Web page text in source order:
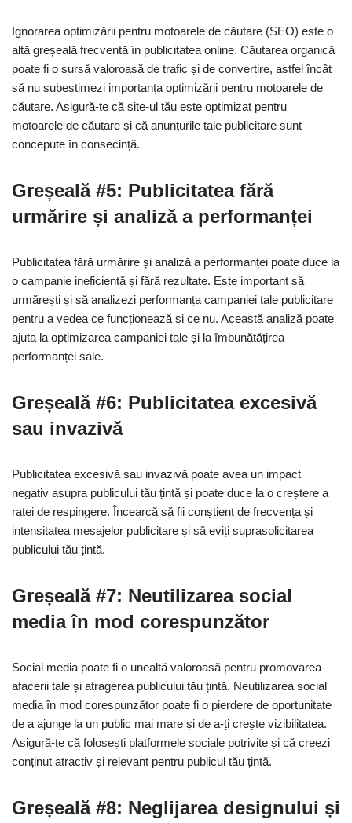
Ignorarea optimizării pentru motoarele de căutare (SEO) este o
altă greșeală frecventă în publicitatea online. Căutarea organică
poate fi o sursă valoroasă de trafic și de convertire, astfel încât
să nu subestimezi importanța optimizării pentru motoarele de
căutare. Asigură-te că site-ul tău este optimizat pentru
motoarele de căutare și că anunțurile tale publicitare sunt
concepute în consecință.
Greșeală #5: Publicitatea fără
urmărire și analiză a performanței
Publicitatea fără urmărire și analiză a performanței poate duce la
o campanie ineficientă și fără rezultate. Este important să
urmărești și să analizezi performanța campaniei tale publicitare
pentru a vedea ce funcționează și ce nu. Această analiză poate
ajuta la optimizarea campaniei tale și la îmbunătățirea
performanței sale.
Greșeală #6: Publicitatea excesivă
sau invazivă
Publicitatea excesivă sau invazivă poate avea un impact
negativ asupra publicului tău țintă și poate duce la o creștere a
ratei de respingere. Încearcă să fii conștient de frecvența și
intensitatea mesajelor publicitare și să eviți suprasolicitarea
publicului tău țintă.
Greșeală #7: Neutilizarea social
media în mod corespunzător
Social media poate fi o unealtă valoroasă pentru promovarea
afacerii tale și atragerea publicului tău țintă. Neutilizarea social
media în mod corespunzător poate fi o pierdere de oportunitate
de a ajunge la un public mai mare și de a-ți crește vizibilitatea.
Asigură-te că folosești platformele sociale potrivite și că creezi
conținut atractiv și relevant pentru publicul tău țintă.
Greșeală #8: Neglijarea designului și